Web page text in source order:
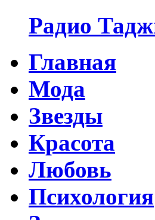
Радио
Главная
Мода
Звезды
Красота
Любовь
Психология